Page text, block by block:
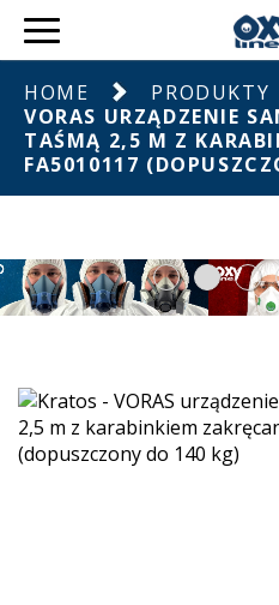
HOME PRODUKTY
VORAS URZĄDZENIE
TAŚMĄ 2,5 M Z
FA5010117